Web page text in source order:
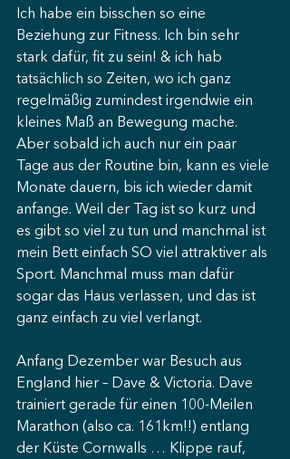
Ich habe ein bisschen so eine
Beziehung zur Fitness. Ich bin sehr
stark dafür, fit zu sein! & ich hab
tatsächlich so Zeiten, wo ich ganz
regelmäßig zumindest irgendwie ein
kleines Maß an Bewegung mache.
Aber sobald ich auch nur ein paar
Tage aus der Routine bin, kann es viele
Monate dauern, bis ich wieder damit
anfange. Weil der Tag ist so kurz und
es gibt so viel zu tun und manchmal ist
mein Bett einfach SO viel attraktiver als
Sport. Manchmal muss man dafür
sogar das Haus verlassen, und das ist
ganz einfach zu viel verlangt.
Anfang Dezember war Besuch aus
England hier – Dave & Victoria. Dave
trainiert gerade für einen 100-Meilen
Marathon (also ca. 161km!!) entlang
der Küste Cornwalls … Klippe rauf,